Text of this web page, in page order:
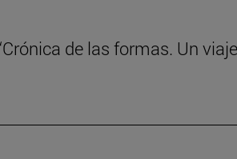
de las formas. Un